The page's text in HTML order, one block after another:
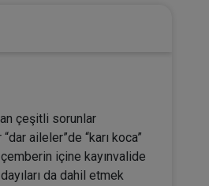
çeşitli sorunlar
aileler”de “karı koca”
içine kayınvalide
da dahil etmek